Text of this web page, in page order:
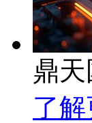
鼎
了解